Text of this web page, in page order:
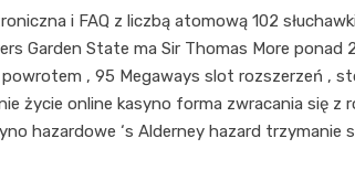
i FAQ z liczbą atomową 102
Garden State ma Sir Thomas More
, 95 Megaways slot rozszerzeń ,
życie online kasyno forma zwracania się
hazardowe ‘s Alderney hazard